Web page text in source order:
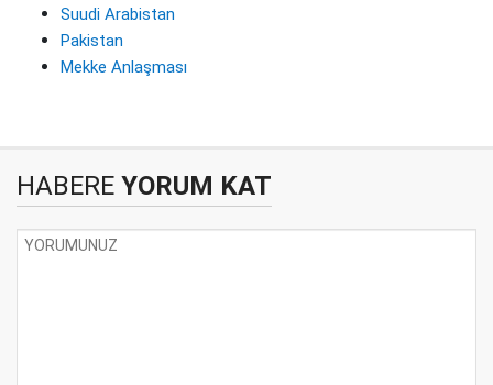
Suudi Arabistan
Pakistan
Mekke Anlaşması
HABERE YORUM KAT